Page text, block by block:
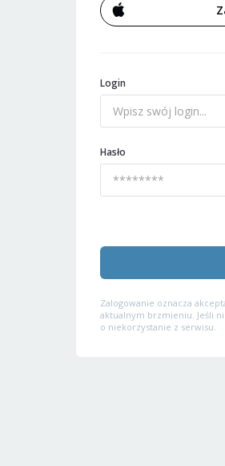
Login
Hasło
Zalogowanie oznacza
aktualnym brzmieniu. Jeśli
o niekorzystanie z serwisu.